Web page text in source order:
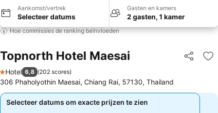
Aankomst/vertrek
Selecteer datums
Gasten en kamers
2 gasten, 1 kamer
Hoe commissies de ranking beïnvloeden
Topnorth Hotel Maesai Delen
1 Sterren
Hotel 6,8 (202 scores)
306 Phaholyothin Maesai, Chiang Rai, 57130, Thailand
Selecteer datums om exacte prijzen te zien
Selecteer datums om exacte prijzen te zien